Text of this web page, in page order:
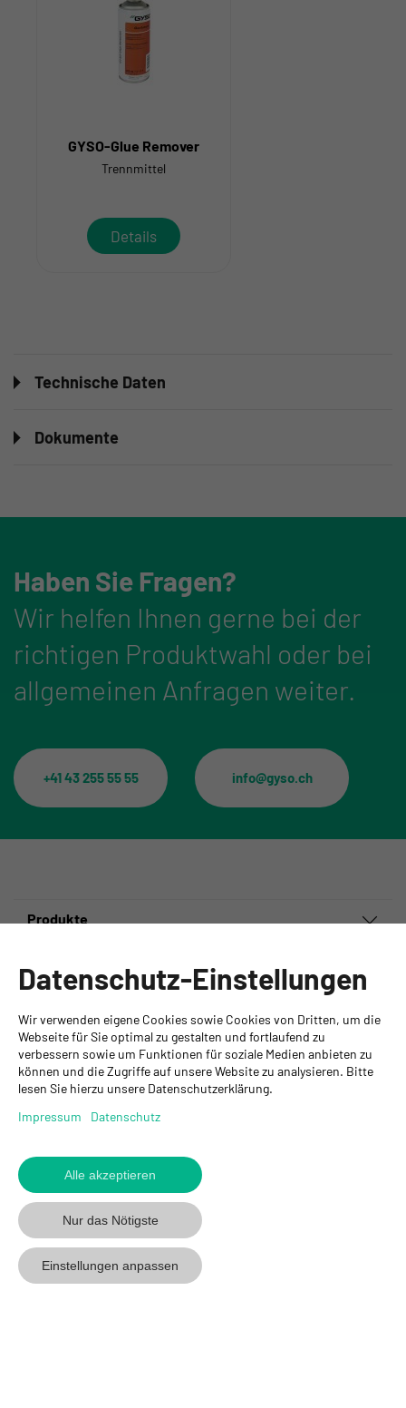
GYSO-Glue Remover
Trennmittel
Details
Technische Daten
Dokumente
Haben Sie Fragen?
Wir helfen Ihnen gerne bei der
richtigen Produktwahl oder bei
allgemeinen Anfragen weiter.
+41 43 255 55 55 info@gyso.ch
Produkte
GYSO AG
Hauptsitz Kloten
Steinackerstrasse 34
8302 Kloten
+ 41 43 255 55 55
www.gyso.ch
GYSO
auf
Youtube
GYSO
auf
folgen
Gyso
auf
Linkedin
folgen
Datenschutz-Einstellungen
Wir verwenden eigene Cookies sowie Cookies von Dritten, um die
Webseite für Sie optimal zu gestalten und fortlaufend zu
verbessern sowie um Funktionen für soziale Medien anbieten zu
können und die Zugriffe auf unsere Website zu analysieren. Bitte
lesen Sie hierzu unsere Datenschutzerklärung.
Impressum
Datenschutz
Alle akzeptieren
Nur das Nötigste
Einstellungen anpassen